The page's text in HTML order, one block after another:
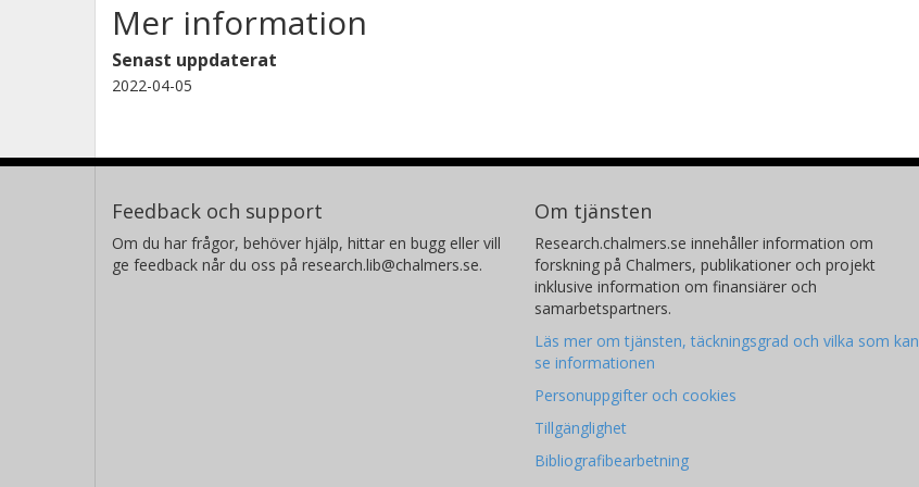
Mer information
Senast uppdaterat
2022-04-05
Feedback och support
Om du har frågor, behöver hjälp, hittar en bugg eller vill
ge feedback når du oss på research.lib@chalmers.se.
Om tjänsten
Research.chalmers.se innehåller information om
forskning på Chalmers, publikationer och projekt
inklusive information om finansiärer och
samarbetspartners.
Läs mer om tjänsten, täckningsgrad och vilka som kan
se informationen
Personuppgifter och cookies
Tillgänglighet
Bibliografibearbetning